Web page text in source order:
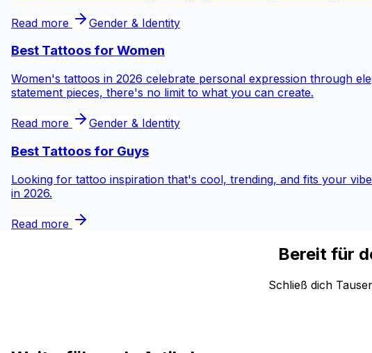
Read more Gender & Identity
Best Tattoos for Women
Women's tattoos in 2026 celebrate personal expression through
statement pieces, there's no limit to what you can create.
Read more Gender & Identity
Best Tattoos for Guys
Looking for tattoo inspiration that's cool, trending, and fits your
in 2026.
Read more
Bereit für
Schließ dich